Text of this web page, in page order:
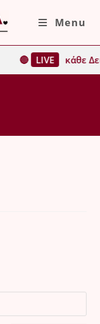
Menu
🔴 LIVE κάθε